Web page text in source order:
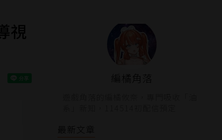
視
編橘角落
最新文章